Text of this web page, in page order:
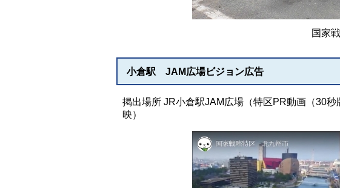
国家
小倉駅 JAM広場ビジョン広告
掲出場所 JR小倉駅JAM広場（特区PR動画（30
映）